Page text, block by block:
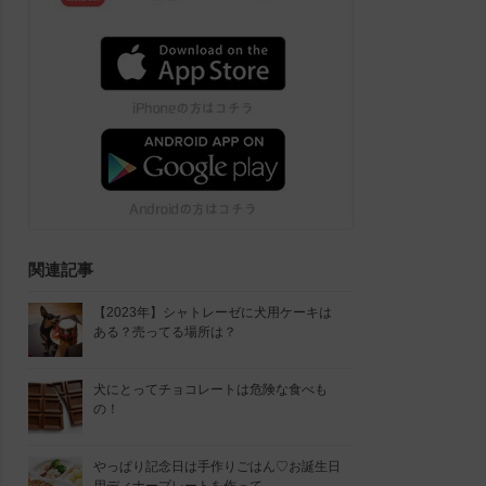
関連記事
【2023年】シャトレーゼに犬用ケーキは
ある？売ってる場所は？
犬にとってチョコレートは危険な食べも
の！
やっぱり記念日は手作りごはん♡お誕生日